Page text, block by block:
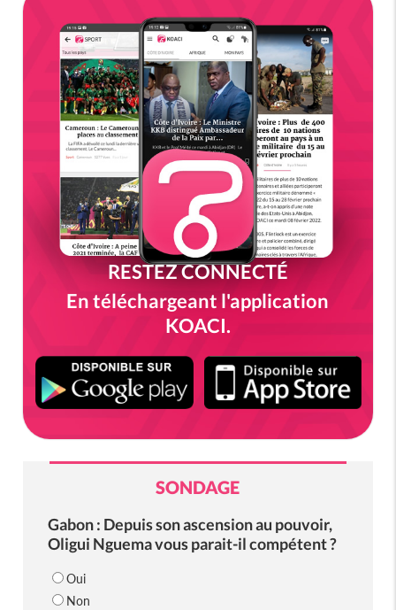
RESTEZ CONNECTÉ
En téléchargeant l'application
KOACI.
SONDAGE
Gabon : Depuis son ascension au pouvoir,
Oligui Nguema vous parait-il compétent ?
Oui
Non